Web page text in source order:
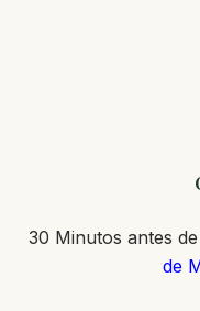
30 Minutos antes
de